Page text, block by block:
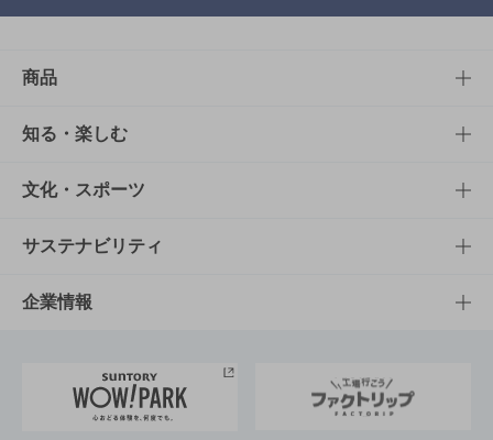
商品
商品TOP
商品一覧
商品発売情報
栄養成分一覧
知る・楽しむ
知る・楽しむTOP
キャンペーン
工場見学
地域情報
文化・スポーツ
文化・スポーツTOP
サントリーホール
サントリーサンバーズ大阪
サステナビリティ
サステナビリティTOP
サントリーが考えるサステナビリティ経営
企業情報
企業概要